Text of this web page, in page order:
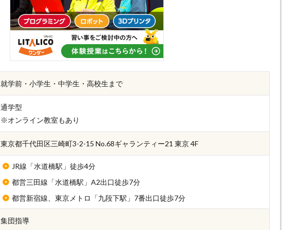
就学前・小学生・中学生・高校生まで
通学型
※オンライン教室もあり
東京都千代田区三崎町3-2-15 No.68ギャランティー21 東京 4F
JR線「水道橋駅」徒歩4分
都営三田線「水道橋駅」A2出口徒歩7分
都営新宿線、東京メトロ「九段下駅」7番出口徒歩7分
集団指導